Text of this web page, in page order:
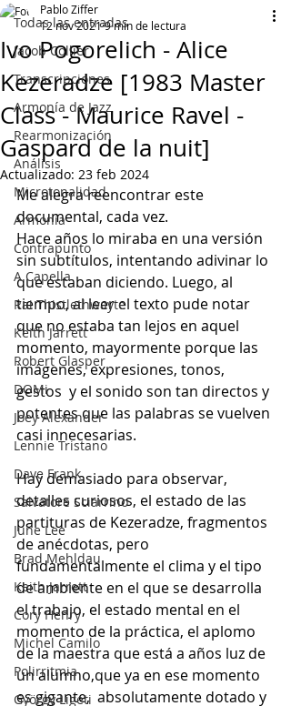
Todas las entradas
Jacob Collier
Transcripciones
Armonía de Jazz
Rearmonización
Análisis
Microtonalidad
Armonía
Contrapunto
A Capella
Rai Thistlethwayte
Keith Jarrett
Robert Glasper
DOMi
Joey Alexander
Lennie Tristano
Dave Frank
Salvatore Sciarrino
June Lee
Brad Mehldau
Keith Jarrett
Cory Henry
Michel Camilo
Polirritmia
György Ligeti
Ivo Pogorelich - Alice
Kezeradze [1983 Master
Class - Maurice Ravel -
Gaspard de la nuit]
Pablo Ziffer
12 nov 20219 min de lectura
Actualizado: 23 feb 2024
Me alegra reencontrar este
documental, cada vez.
Hace años lo miraba en una versión
sin subtítulos, intentando adivinar lo
que estaban diciendo. Luego, al
tiempo, al leer el texto pude notar
que no estaba tan lejos en aquel
momento, mayormente porque las
imágenes, expresiones, tonos,
gestos  y el sonido son tan directos y
potentes que las palabras se vuelven
casi innecesarias.
Hay demasiado para observar,
detalles curiosos, el estado de las
partituras de Kezeradze, fragmentos
de anécdotas, pero
fundamentalmente el clima y el tipo
de ambiente en el que se desarrolla
el trabajo, el estado mental en el
momento de la práctica, el aplomo
de la maestra que está a años luz de
un alumno,que ya en ese momento
es gigante,  absolutamente dotado y